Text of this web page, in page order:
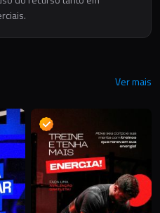
Ver mais